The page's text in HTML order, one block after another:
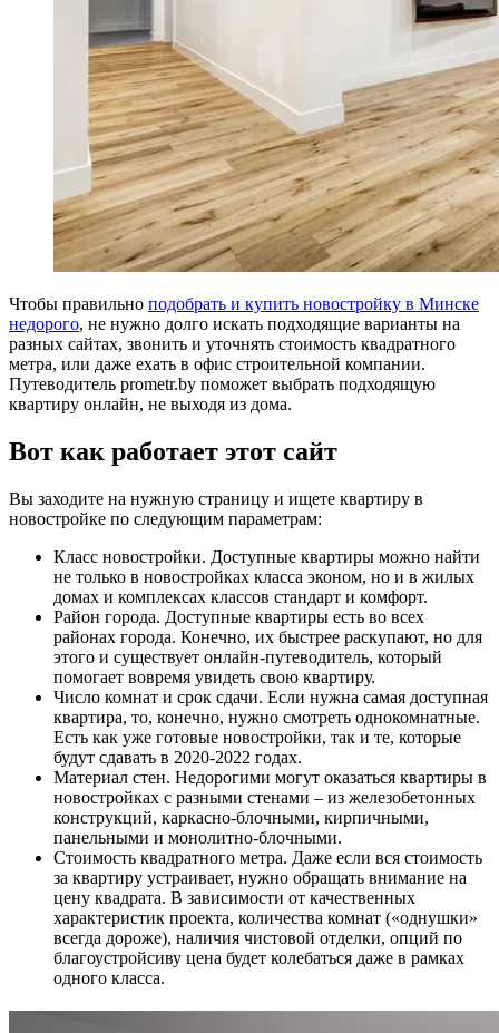
Чтобы правильно подобрать и купить новостройку в Минске
недорого, не нужно долго искать подходящие варианты на
разных сайтах, звонить и уточнять стоимость квадратного
метра, или даже ехать в офис строительной компании.
Путеводитель prometr.by поможет выбрать подходящую
квартиру онлайн, не выходя из дома.
Вот как работает этот сайт
Вы заходите на нужную страницу и ищете квартиру в
новостройке по следующим параметрам:
Класс новостройки. Доступные квартиры можно найти
не только в новостройках класса эконом, но и в жилых
домах и комплексах классов стандарт и комфорт.
Район города. Доступные квартиры есть во всех
районах города. Конечно, их быстрее раскупают, но для
этого и существует онлайн-путеводитель, который
помогает вовремя увидеть свою квартиру.
Число комнат и срок сдачи. Если нужна самая доступная
квартира, то, конечно, нужно смотреть однокомнатные.
Есть как уже готовые новостройки, так и те, которые
будут сдавать в 2020-2022 годах.
Материал стен. Недорогими могут оказаться квартиры в
новостройках с разными стенами – из железобетонных
конструкций, каркасно-блочными, кирпичными,
панельными и монолитно-блочными.
Стоимость квадратного метра. Даже если вся стоимость
за квартиру устраивает, нужно обращать внимание на
цену квадрата. В зависимости от качественных
характеристик проекта, количества комнат («однушки»
всегда дороже), наличия чистовой отделки, опций по
благоустройсиву цена будет колебаться даже в рамках
одного класса.